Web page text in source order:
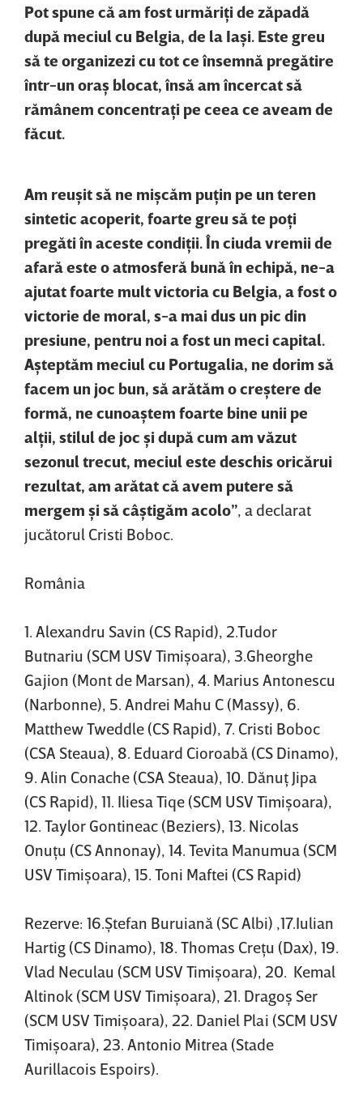
Pot spune că am fost urmăriţi de zăpadă
după meciul cu Belgia, de la Iaşi. Este greu
să te organizezi cu tot ce însemnă pregătire
într-un oraş blocat, însă am încercat să
rămânem concentraţi pe ceea ce aveam de
făcut.
Am reuşit să ne mişcăm puţin pe un teren
sintetic acoperit, foarte greu să te poţi
pregăti în aceste condiţii. În ciuda vremii de
afară este o atmosferă bună în echipă, ne-a
ajutat foarte mult victoria cu Belgia, a fost o
victorie de moral, s-a mai dus un pic din
presiune, pentru noi a fost un meci capital.
Aşteptăm meciul cu Portugalia, ne dorim să
facem un joc bun, să arătăm o creştere de
formă, ne cunoaştem foarte bine unii pe
alţii, stilul de joc şi după cum am văzut
sezonul trecut, meciul este deschis oricărui
rezultat, am arătat că avem putere să
mergem şi să câştigăm acolo” , a declarat
jucătorul Cristi Boboc.
România
1. Alexandru Savin (CS Rapid), 2.Tudor
Butnariu (SCM USV Timişoara), 3.Gheorghe
Gajion (Mont de Marsan), 4. Marius Antonescu
(Narbonne), 5. Andrei Mahu C (Massy), 6.
Matthew Tweddle (CS Rapid), 7. Cristi Boboc
(CSA Steaua), 8. Eduard Cioroabă (CS Dinamo),
9. Alin Conache (CSA Steaua), 10. Dănuţ Jipa
(CS Rapid), 11. Iliesa Tiqe (SCM USV Timişoara),
12. Taylor Gontineac (Beziers), 13. Nicolas
Onuţu (CS Annonay), 14. Tevita Manumua (SCM
USV Timişoara), 15. Toni Maftei (CS Rapid)
Rezerve: 16.Ştefan Buruiană (SC Albi) ,17.Iulian
Hartig (CS Dinamo), 18. Thomas Creţu (Dax), 19.
Vlad Neculau (SCM USV Timişoara), 20. Kemal
Altinok (SCM USV Timişoara), 21. Dragoş Ser
(SCM USV Timişoara), 22. Daniel Plai (SCM USV
Timişoara), 23. Antonio Mitrea (Stade
Aurillacois Espoirs).